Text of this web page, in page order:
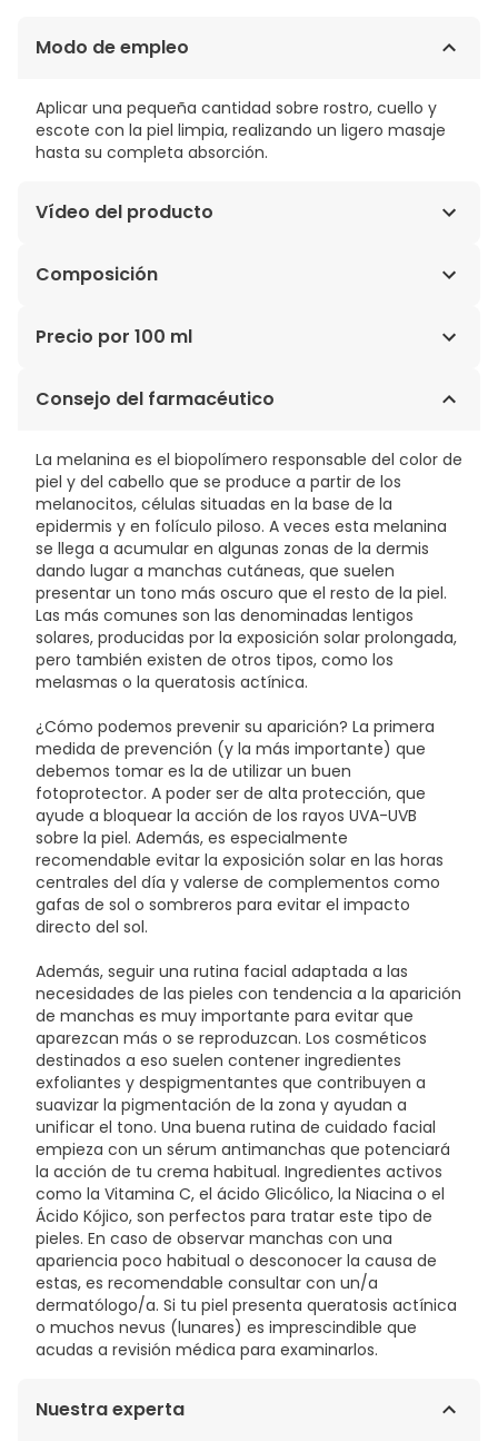
Modo de empleo
Aplicar una pequeña cantidad sobre rostro, cuello y
escote con la piel limpia, realizando un ligero masaje
hasta su completa absorción.
Vídeo del producto
Composición
Aqua, Glyceryl Stearate Citrate, Dibutyl Adipate,
Alcohol, Dimethicone, Polysilicone-11, Sorbic Acid,
Tocopherol, Kojic Acid, Palmitoyl Sh-Tripeptide-5
Norisoleucyl Sh-Nonapeptide-1, Centella Asiatica
Extract, Euphrasia Ofcinalis Extract, Melissa Ofcinalis
Leaf Extract, Magnolia Biondii Bud/Flower Extract,
Phenylpropanol, Polyacrylate Crosspolymer-6,
Polymethyl Methacrylate, Caprylyl Glycol, Sodium
Hydroxide, Butylene Glycol, Sodium Citrate,
Cholesterol, Sodium Phytate, Lactic Acid, 1,2-
Hexanediol, Polysorbate 80, Xanthan Gum, Disodium
EDTA, Lecithin, Sodium Chloride, Glyceryl Caprylate,
Lactic Acid/Glycolic Acid Copolymer, Polyvinyl Alcohol,
Potassium Sorbate, Sodium Benzoate, Parfum.
Precio por 100 ml
63,57€ / 100 ml
Consejo del farmacéutico
La melanina es el biopolímero responsable del color de
piel y del cabello que se produce a partir de los
melanocitos, células situadas en la base de la
epidermis y en folículo piloso. A veces esta melanina
se llega a acumular en algunas zonas de la dermis
dando lugar a manchas cutáneas, que suelen
presentar un tono más oscuro que el resto de la piel.
Las más comunes son las denominadas lentigos
solares, producidas por la exposición solar prolongada,
pero también existen de otros tipos, como los
melasmas o la queratosis actínica.
¿Cómo podemos prevenir su aparición? La primera
medida de prevención (y la más importante) que
debemos tomar es la de utilizar un buen
fotoprotector. A poder ser de alta protección, que
ayude a bloquear la acción de los rayos UVA-UVB
sobre la piel. Además, es especialmente
recomendable evitar la exposición solar en las horas
centrales del día y valerse de complementos como
gafas de sol o sombreros para evitar el impacto
directo del sol.
Además, seguir una rutina facial adaptada a las
necesidades de las pieles con tendencia a la aparición
de manchas es muy importante para evitar que
aparezcan más o se reproduzcan. Los cosméticos
destinados a eso suelen contener ingredientes
exfoliantes y despigmentantes que contribuyen a
suavizar la pigmentación de la zona y ayudan a
unificar el tono. Una buena rutina de cuidado facial
empieza con un sérum antimanchas que potenciará
la acción de tu crema habitual. Ingredientes activos
como la Vitamina C, el ácido Glicólico, la Niacina o el
Ácido Kójico, son perfectos para tratar este tipo de
pieles. En caso de observar manchas con una
apariencia poco habitual o desconocer la causa de
estas, es recomendable consultar con un/a
dermatólogo/a. Si tu piel presenta queratosis actínica
o muchos nevus (lunares) es imprescindible que
acudas a revisión médica para examinarlos.
Nuestra experta